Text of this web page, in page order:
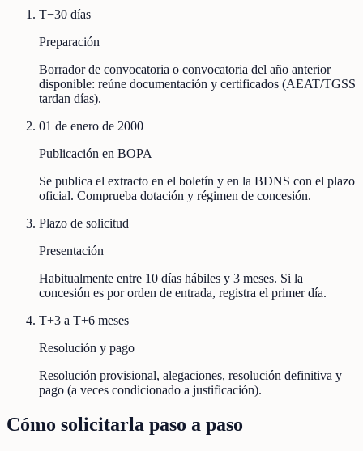
T−30 días
Preparación
Borrador de convocatoria o convocatoria del año anterior
disponible: reúne documentación y certificados (AEAT/TGSS
tardan días).
01 de enero de 2000
Publicación en BOPA
Se publica el extracto en el boletín y en la BDNS con el plazo
oficial. Comprueba dotación y régimen de concesión.
Plazo de solicitud
Presentación
Habitualmente entre 10 días hábiles y 3 meses. Si la
concesión es por orden de entrada, registra el primer día.
T+3 a T+6 meses
Resolución y pago
Resolución provisional, alegaciones, resolución definitiva y
pago (a veces condicionado a justificación).
Cómo solicitarla paso a paso